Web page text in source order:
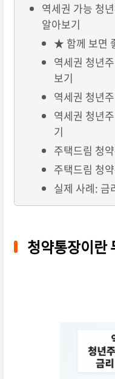
역세권 가능 청
알아보기
★ 함께 보면
역세권 청년
보기
역세권 청년
역세권 청년
기
주택드림 청
주택드림 청
실제 사례: 금
청약통장이란